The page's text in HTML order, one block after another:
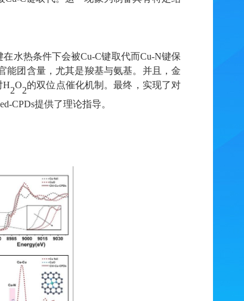
在水热条件下会被Cu-C键取代而Cu-N键保
能团含量，尤其是羧基与氨基。并且，金
H2O2的双位点催化机制。最终，实现了对
CPDs提供了理论指导。